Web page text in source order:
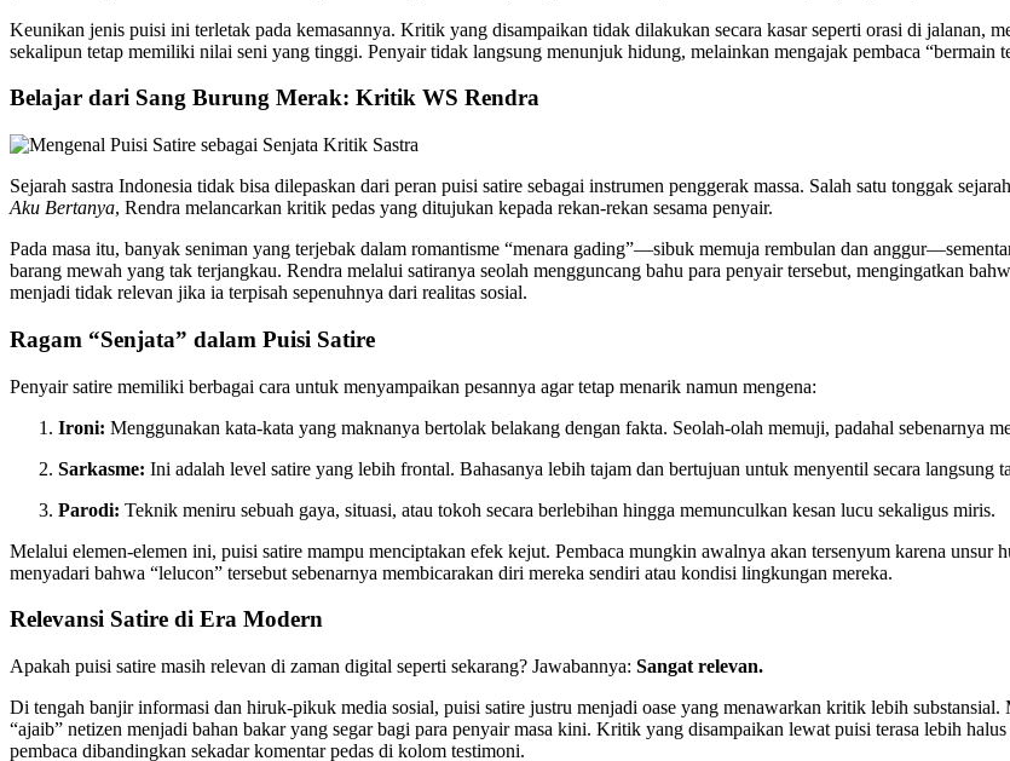
Keunikan jenis puisi ini terletak pada kemasannya. Kritik yang disampaikan tidak dilakukan secara kasar seperti orasi di jalanan,
sekalipun tetap memiliki nilai seni yang tinggi. Penyair tidak langsung menunjuk hidung, melainkan mengajak pembaca “bermain
Belajar dari Sang Burung Merak: Kritik WS Rendra
Sejarah sastra Indonesia tidak bisa dilepaskan dari peran puisi satire sebagai instrumen penggerak massa. Salah satu tonggak
Aku Bertanya, Rendra melancarkan kritik pedas yang ditujukan kepada rekan-rekan sesama penyair.
Pada masa itu, banyak seniman yang terjebak dalam romantisme “menara gading”—sibuk memuja rembulan dan
barang mewah yang tak terjangkau. Rendra melalui satiranya seolah mengguncang bahu para penyair tersebut, mengingatkan
menjadi tidak relevan jika ia terpisah sepenuhnya dari realitas sosial.
Ragam “Senjata” dalam Puisi Satire
Penyair satire memiliki berbagai cara untuk menyampaikan pesannya agar tetap menarik namun mengena:
Ironi: Menggunakan kata-kata yang maknanya bertolak belakang dengan fakta. Seolah-olah memuji, padahal sebenarnya
Sarkasme: Ini adalah level satire yang lebih frontal. Bahasanya lebih tajam dan bertujuan untuk menyentil secara langsung
Parodi: Teknik meniru sebuah gaya, situasi, atau tokoh secara berlebihan hingga memunculkan kesan lucu sekaligus miris.
Melalui elemen-elemen ini, puisi satire mampu menciptakan efek kejut. Pembaca mungkin awalnya akan tersenyum karena
menyadari bahwa “lelucon” tersebut sebenarnya membicarakan diri mereka sendiri atau kondisi lingkungan mereka.
Relevansi Satire di Era Modern
Apakah puisi satire masih relevan di zaman digital seperti sekarang? Jawabannya: Sangat relevan.
Di tengah banjir informasi dan hiruk-pikuk media sosial, puisi satire justru menjadi oase yang menawarkan kritik lebih
“ajaib” netizen menjadi bahan bakar yang segar bagi para penyair masa kini. Kritik yang disampaikan lewat puisi terasa lebih
pembaca dibandingkan sekadar komentar pedas di kolom testimoni.